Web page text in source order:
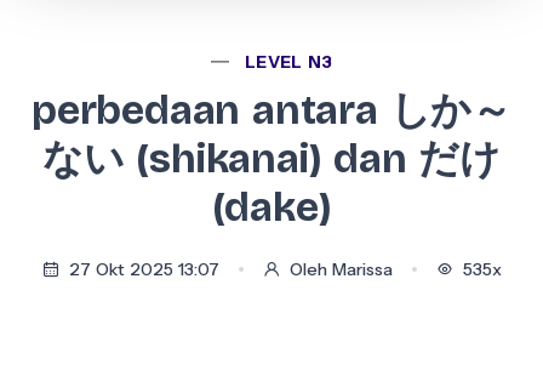
LEVEL N3
perbedaan antara しか～
ない (shikanai) dan だけ
(dake)
27 Okt 2025 13:07 Oleh Marissa 535x